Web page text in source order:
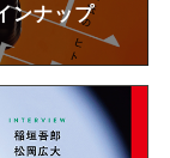
ンナップ